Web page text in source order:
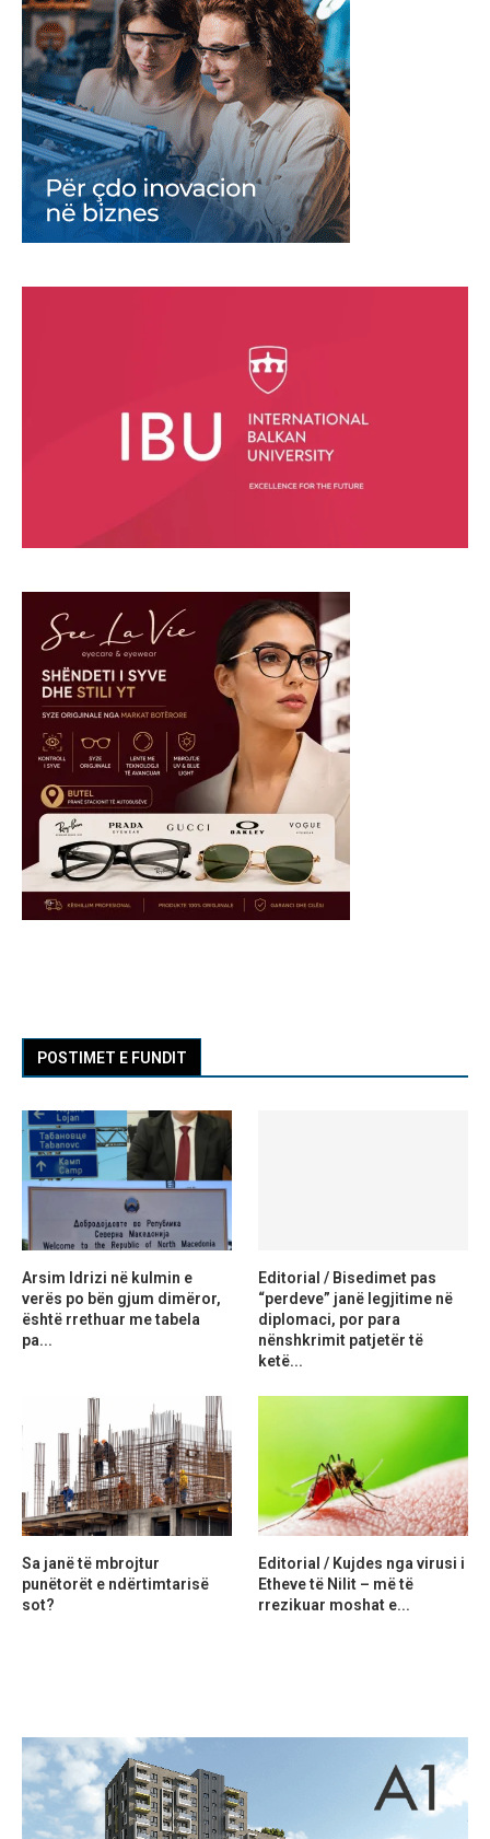
POSTIMET E FUNDIT
Arsim Idrizi në kulmin e
verës po bën gjum dimëror,
është rrethuar me tabela
pa...
Editorial / Bisedimet pas
“perdeve” janë legjitime në
diplomaci, por para
nënshkrimit patjetër të
ketë...
Sa janë të mbrojtur
punëtorët e ndërtimtarisë
sot?
Editorial / Kujdes nga virusi i
Etheve të Nilit – më të
rrezikuar moshat e...